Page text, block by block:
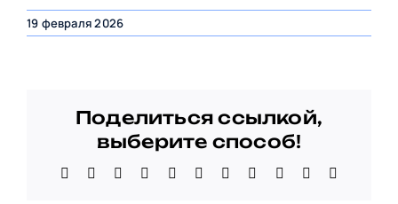
19 февраля 2026
Поделиться ссылкой,
выберите способ!
Facebook BlueskyReddit LinkedInWhatsAppTelegram
TumblrPinterest
Xing